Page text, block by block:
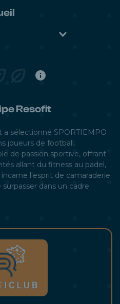
- 22h00
- 12h30
/ 13h30 - 16h
/ 13h30 - 16h
22h00
/ 13h30 - 16h
22h00
Resofit
a sélectionné SPORTIEMPO
joueurs de football.
de passion sportive, offrant
allant du fitness au padel,
l'esprit de camaraderie
dans un cadre